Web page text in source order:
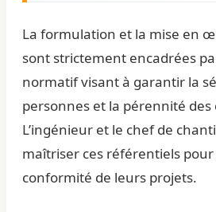
La formulation et la mise en
sont strictement encadrées
normatif visant à garantir la
personnes et la pérennité des
L’ingénieur et le chef de
maîtriser ces référentiels
conformité de leurs projets.